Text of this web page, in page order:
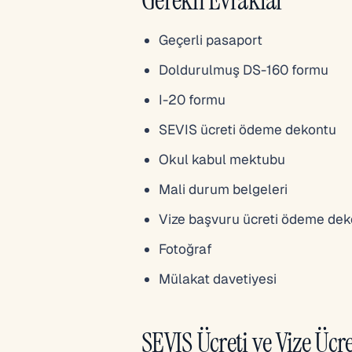
Geçerli pasaport
Doldurulmuş DS-160 formu
I-20 formu
SEVIS ücreti ödeme dekontu
Okul kabul mektubu
Mali durum belgeleri
Vize başvuru ücreti ödeme
Fotoğraf
Mülakat davetiyesi
SEVIS Ücreti ve Vize